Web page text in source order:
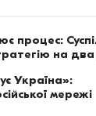
процес:
на
Україна»:
мережі